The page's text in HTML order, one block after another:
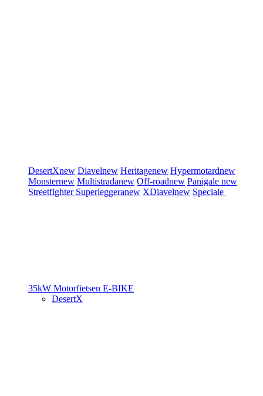
DesertXnew Diavelnew Heritagenew Hypermotardnew
Monsternew Multistradanew Off-roadnew Panigale new
Streetfighter Superleggeranew XDiavelnew Speciale
35kW Motorfietsen E-BIKE
DesertX